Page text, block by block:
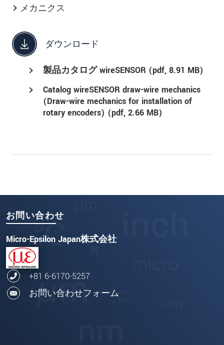
メカニクス
ダウンロード
製品カタログ wireSENSOR (pdf, 8.91 MB)
Catalog wireSENSOR draw-wire mechanics
(Draw-wire mechanics for installation of
rotary encoders) (pdf, 2.66 MB)
お問い合わせ
Micro-Epsilon Japan株式会社
+81 6-6170-5257
お問い合わせフォーム